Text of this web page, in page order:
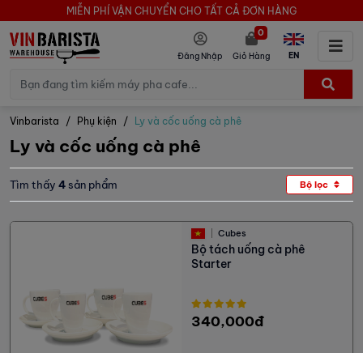
MIỄN PHÍ VẬN CHUYỂN CHO TẤT CẢ ĐƠN HÀNG
Đăng Nhập Giỏ Hàng
0
EN
Vinbarista Phụ kiện Ly và cốc uống cà phê
Ly và cốc uống cà phê
Tìm thấy 4 sản phẩm Bộ lọc
Cubes
Bộ tách uống cà phê
Starter
340,000đ